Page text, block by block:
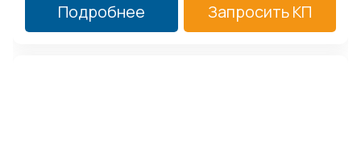
Подробнее Запросить КП